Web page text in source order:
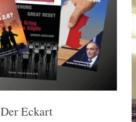
Der Eckart